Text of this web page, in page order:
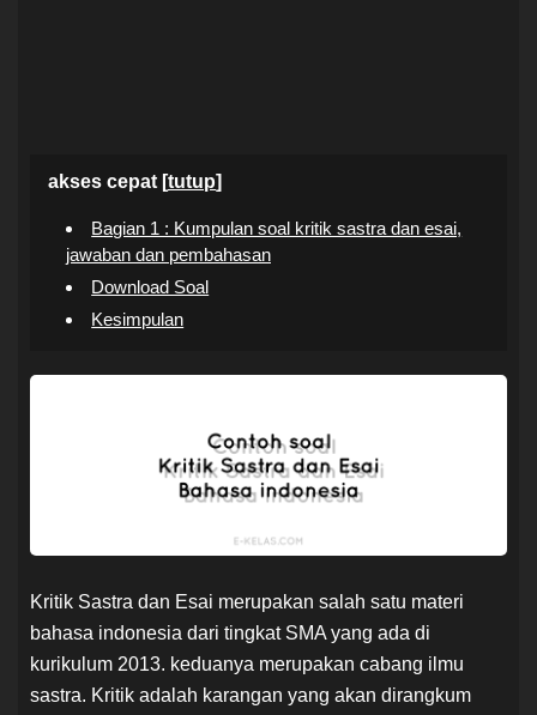
akses cepat [tutup]
Bagian 1 : Kumpulan soal kritik sastra dan esai,
jawaban dan pembahasan
Download Soal
Kesimpulan
Kritik Sastra dan Esai merupakan salah satu materi
bahasa indonesia dari tingkat SMA yang ada di
kurikulum 2013. keduanya merupakan cabang ilmu
sastra. Kritik adalah karangan yang akan dirangkum